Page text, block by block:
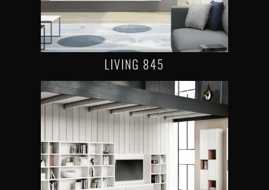
LIVING 845